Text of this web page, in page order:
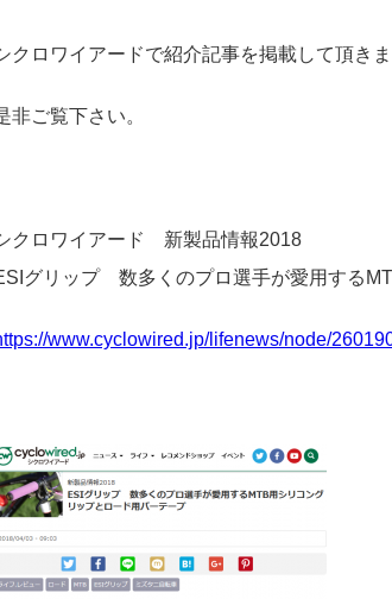
クロワイアードで紹介記事を掲載して頂きま
非ご覧下さい。
クロワイアード 新製品情報2018
グリップ 数多くのプロ選手が愛用する
www.cyclowired.jp/lifenews/node/